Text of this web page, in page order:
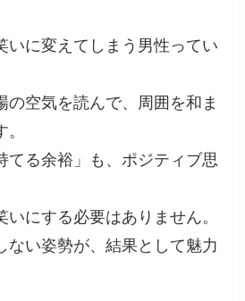
いに変えてしまう男性ってい
の空気を読んで、周囲を和ま
てる余裕」も、ポジティブ思
いにする必要はありません。
ない姿勢が、結果として魅力